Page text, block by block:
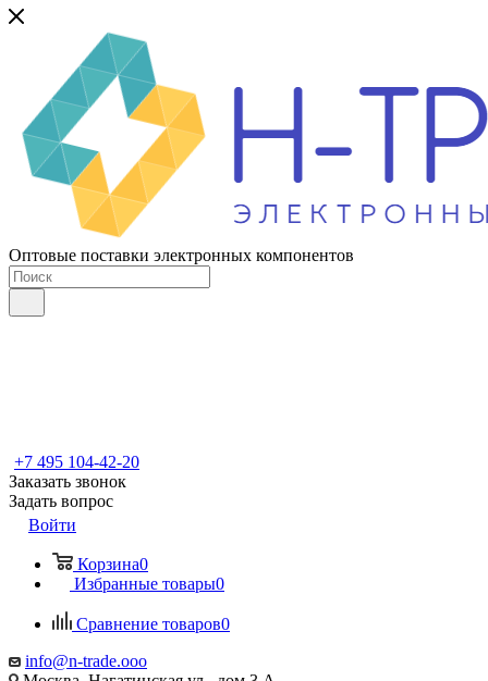
Оптовые поставки электронных компонентов
+7 495 104-42-20
Заказать звонок
Задать вопрос
Войти
Корзина0
Избранные товары0
Сравнение товаров0
info@n-trade.ooo